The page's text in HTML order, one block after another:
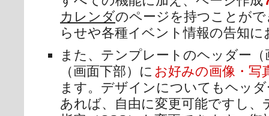
カレンダのページを持つことが
らせや各種イベント情報の告知
また、テンプレートのヘッダー
（画面下部）に お好みの画像・写
ます。デザインについてもヘッ
あれば、自由に変更可能ですし